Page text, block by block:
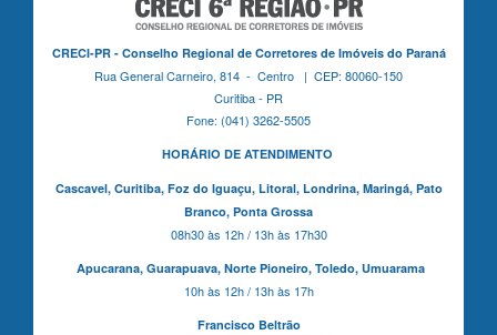
CRECI-PR - Conselho Regional de Corretores de Imóveis do Paraná
Rua General Carneiro, 814 - Centro | CEP: 80060-150
Curitiba - PR
Fone: (041) 3262-5505
HORÁRIO DE ATENDIMENTO
Cascavel, Curitiba,Foz do Iguaçu, Litoral, Londrina, Maringá, Pato
Branco, Ponta Grossa
08h30 às 12h / 13h às 17h30
Apucarana, Guarapuava, Norte Pioneiro, Toledo, Umuarama
10h às 12h / 13h às 17h
Francisco Beltrão